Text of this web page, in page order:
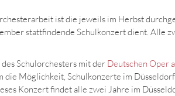
ist die jeweils im Herbst
stattfindende Schulkonzert dient. Alle
des Schulorchesters mit der Deutschen Oper
die Möglichkeit, Schulkonzerte im
Konzert findet alle zwei Jahre im